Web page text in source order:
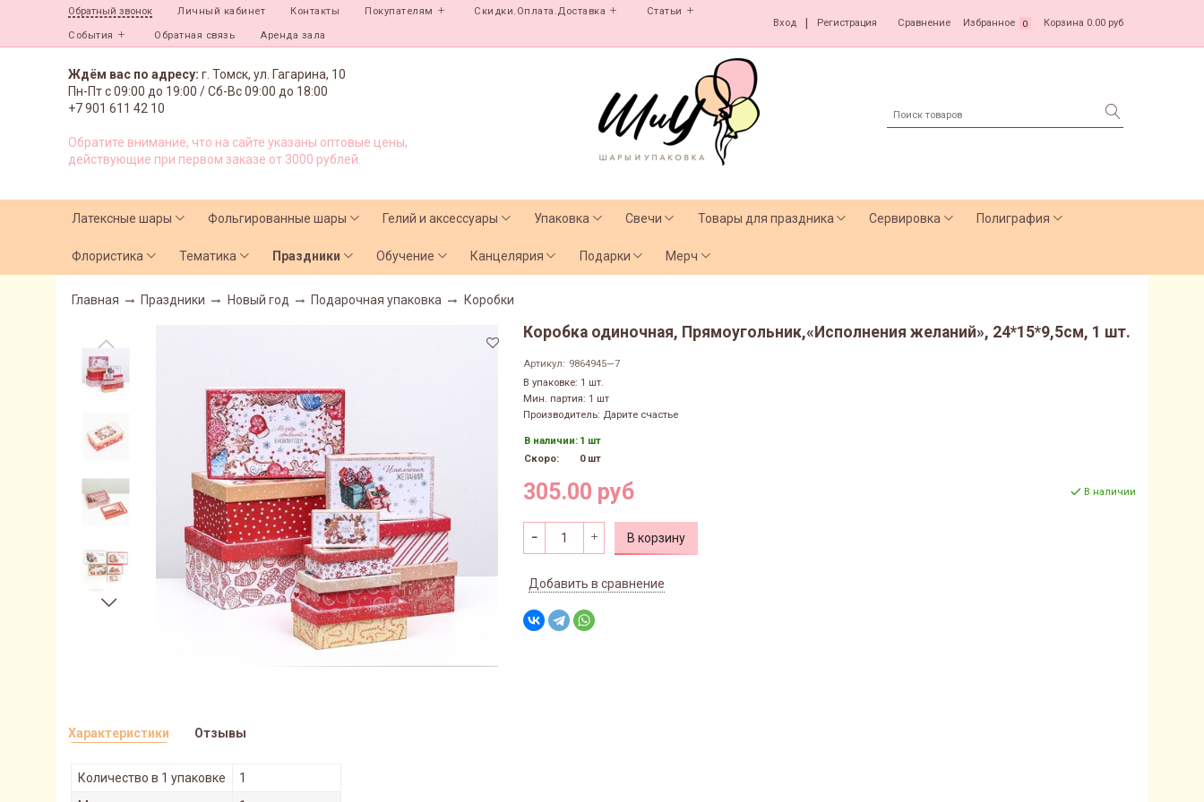
Обратный звонок Личный кабинет Контакты Покупателям Скидки.Оплата.Доставка Статьи
События Обратная связь Аренда зала
Вход Регистрация Сравнение Избранное 0 Корзина 0.00 руб
Ждём вас по адресу: г. Томск, ул. Гагарина, 10
Пн-Пт с09:00 до 19:00 /Сб-Вс 09:00 до 18:00
+7 901 611 42 10
Обратите внимание, что на сайте указаны оптовые цены,
действующие при первом заказе от 3000 рублей.
Латексные шары Фольгированные шары Гелий и аксессуары Упаковка Свечи Товары для праздника Сервировка Полиграфия
Флористика Тематика Праздники Обучение Канцелярия Подарки Мерч
Главная Праздники Новый год Подарочная упаковка Коробки
Коробка одиночная, Прямоугольник,«Исполнения желаний», 24*15*9,5см, 1 шт.
Артикул: 9864945—7
В упаковке: 1 шт.
Мин. партия: 1 шт
Производитель: Дарите счастье
В наличии: 1 шт
Скоро:
0 шт
305.00 руб В наличии
В корзину
Добавить в сравнение
Характеристики
Количество в 1 упаковке
1
Отзывы